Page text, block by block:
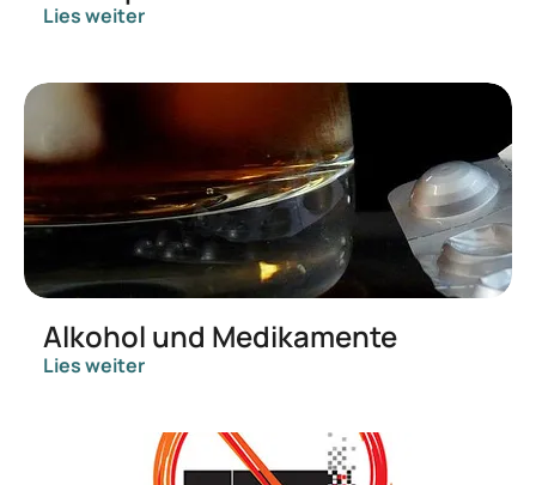
Lies weiter
Alkohol und Medikamente
Lies weiter